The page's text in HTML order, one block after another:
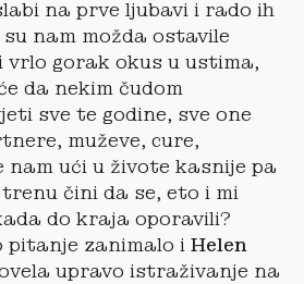
na prve ljubavi i rado ih
nam možda ostavile
vrlo gorak okus u ustima,
da nekim čudom
sve te godine, sve one
muževe, cure,
nam ući u živote kasnije pa
čini da se, eto i mi
do kraja oporavili?
pitanje zanimalo i Helen
upravo istraživanje na